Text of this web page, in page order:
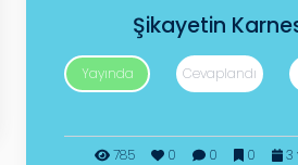
Şikayetin
Yayında Cevaplandı
785 0 0 0 3